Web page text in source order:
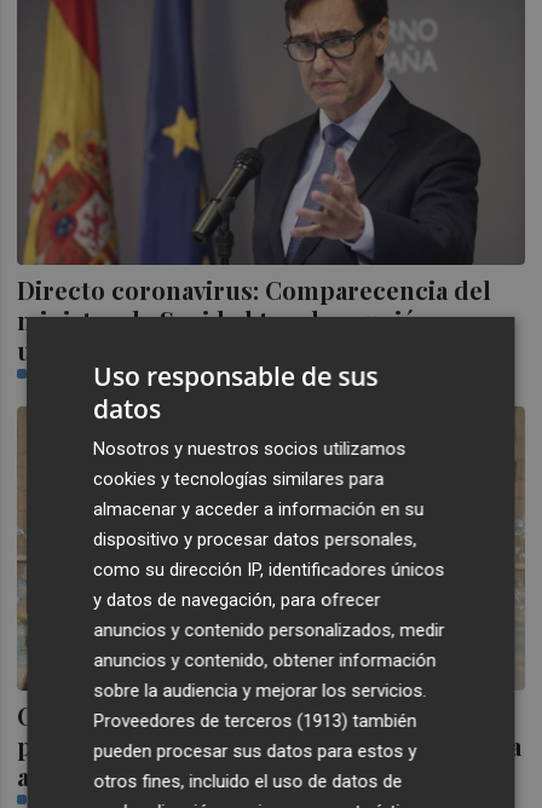
Directo coronavirus: Comparecencia del
ministro de Sanidad tras la reunión
urgente con las CCAA
CASTELLÓN PLAZA
Castelló inicia este martes el proceso
participativo del proyecto de reforma de la
avenida Lidón
Uso responsable de sus
datos
Nosotros y nuestros socios utilizamos
cookies y tecnologías similares para
almacenar y acceder a información en su
dispositivo y procesar datos personales,
como su dirección IP, identificadores únicos
y datos de navegación, para ofrecer
anuncios y contenido personalizados, medir
anuncios y contenido, obtener información
sobre la audiencia y mejorar los servicios.
Proveedores de terceros (1913) también
pueden procesar sus datos para estos y
otros fines, incluido el uso de datos de